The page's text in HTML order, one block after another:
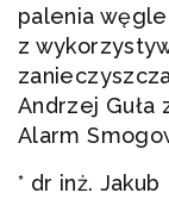
palenia
z
Andrzej Guła
Alarm
* dr inż.